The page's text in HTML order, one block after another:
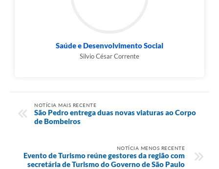
Saúde e Desenvolvimento Social
Silvio César Corrente
NOTÍCIA MAIS RECENTE
São Pedro entrega duas novas viaturas ao Corpo
de Bombeiros
NOTÍCIA MENOS RECENTE
Evento de Turismo reúne gestores da região com
secretária de Turismo do Governo de São Paulo